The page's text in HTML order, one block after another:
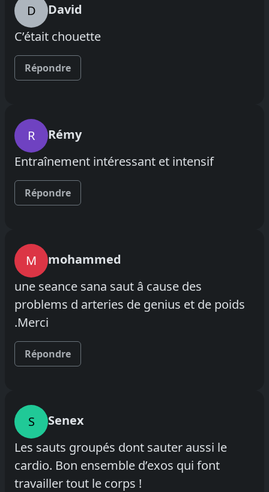
D
David
C’était chouette
Répondre
R
Rémy
Entraînement intéressant et intensif
Répondre
M
mohammed
une seance sana saut â cause des
problems d arteries de genius et de poids
.Merci
Répondre
S
Senex
Les sauts groupés dont sauter aussi le
cardio. Bon ensemble d’exos qui font
travailler tout le corps !